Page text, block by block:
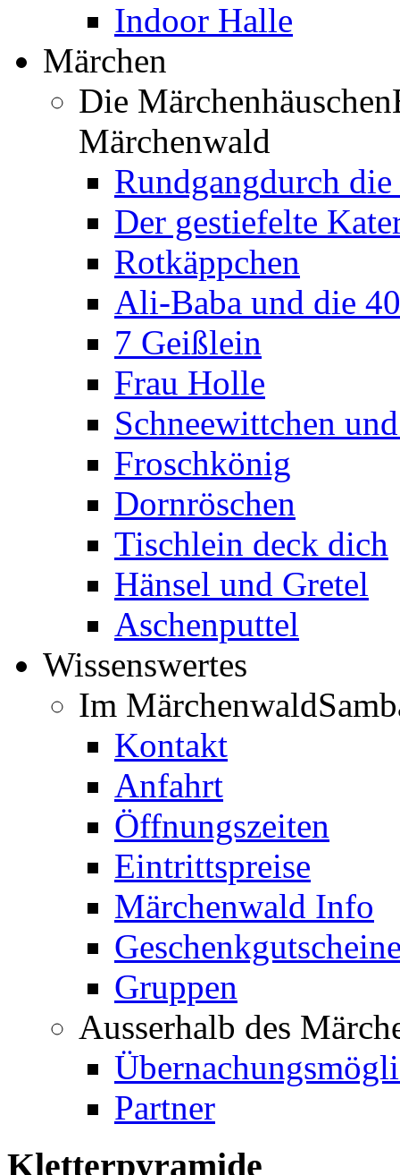
Indoor Halle
Märchen
Die Märchenhäuschen
Märchenwald
Rundgangdurch die
Der gestiefelte
Rotkäppchen
Ali-Baba und die
7 Geißlein
Frau Holle
Schneewittchen
Froschkönig
Dornröschen
Tischlein deck dich
Hänsel und Gretel
Aschenputtel
Wissenswertes
Im Märchenwald
Kontakt
Anfahrt
Öffnungszeiten
Eintrittspreise
Märchenwald Info
Gruppen
Ausserhalb des
Partner
Kletterpyramide